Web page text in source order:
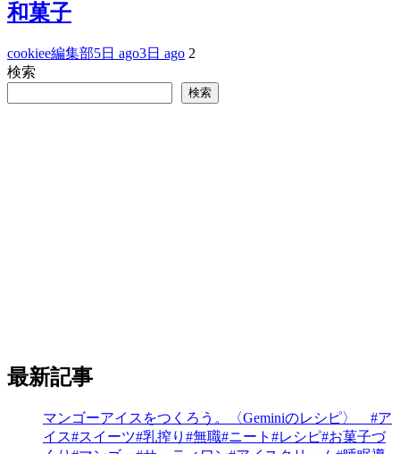
和菓子
cookiee編集部5日 ago3日 ago 2
検索
検索
最新記事
マンゴーアイスをつくろう。〈Geminiのレシピ〉 #ア
イス#スイーツ#乳搾り#無職#ニート#レシピ#お菓子づ